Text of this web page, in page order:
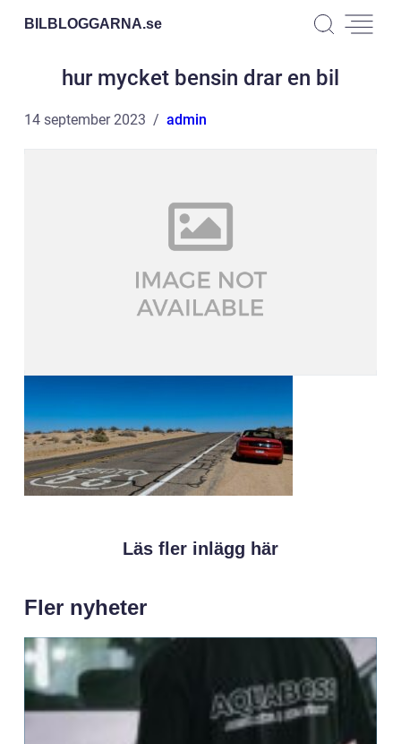
BILBLOGGARNA.se
hur mycket bensin drar en bil
14 september 2023 admin
Läs fler inlägg här
Fler nyheter